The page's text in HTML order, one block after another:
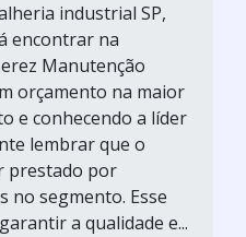
industrial SP,
encontrar na
Manutenção
orçamento na maior
e conhecendo a líder
lembrar que o
prestado por
no segmento. Esse
a qualidade e...